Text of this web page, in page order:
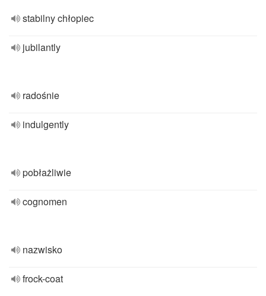
stabilny chłopiec
jubilantly
radośnie
indulgently
pobłażliwie
cognomen
nazwisko
frock-coat